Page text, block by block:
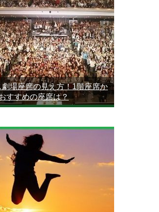
場座席の見え方！1階座席か
すすめの座席は？